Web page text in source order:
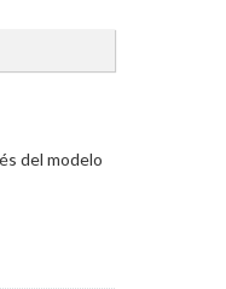
del modelo